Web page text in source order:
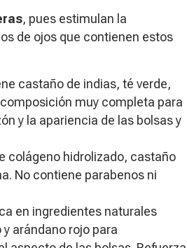
, pues estimulan la
de ojos que contienen estos
castaño de indias, té verde,
muy completa para
y la apariencia de las bolsas y
colágeno hidrolizado, castaño
No contiene parabenos ni
en ingredientes naturales
arándano rojo para